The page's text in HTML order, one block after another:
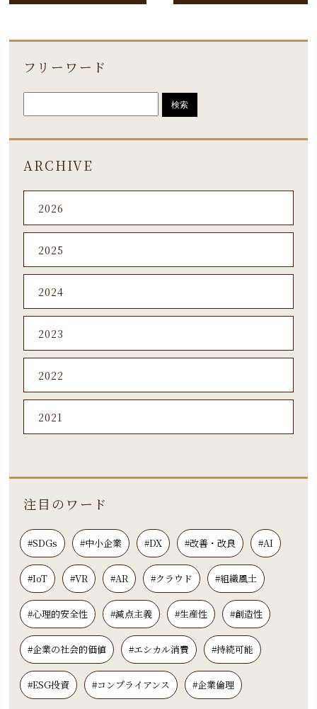
フリーワード
ARCHIVE
2026
2025
2024
2023
2022
2021
注目のワード
#SDGs #中小企業 #DX #改善・改良 #AI
#IoT #VR #AR #クラウド #組織風土
#心理的安全性 #減点主義 #生産性 #創造性
#企業の社会的価値 #エシカル消費 #持続可能
#ESG投資 #コンプライアンス #企業倫理